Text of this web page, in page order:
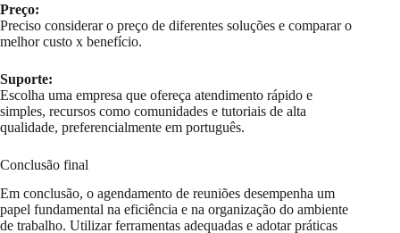
Preço:
Preciso considerar o preço de diferentes soluções e comparar o
melhor custo x benefício.
Suporte:
Escolha uma empresa que ofereça atendimento rápido e
simples, recursos como comunidades e tutoriais de alta
qualidade, preferencialmente em português.
Conclusão final
Em conclusão, o agendamento de reuniões desempenha um
papel fundamental na eficiência e na organização do ambiente
de trabalho. Utilizar ferramentas adequadas e adotar práticas